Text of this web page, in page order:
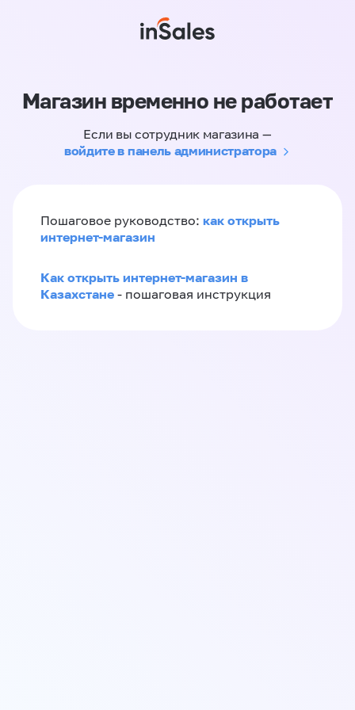
Магазин временно не работает
Если вы сотрудник магазина —
войдите в панель администратора
Пошаговое руководство: как открыть
интернет-магазин
Как открыть интернет-магазин в
Казахстане - пошаговая инструкция